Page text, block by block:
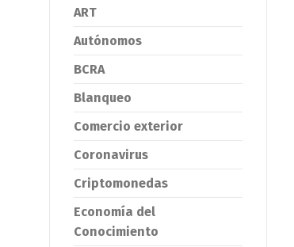
ART
Autónomos
BCRA
Blanqueo
Comercio exterior
Coronavirus
Criptomonedas
Economía del
Conocimiento